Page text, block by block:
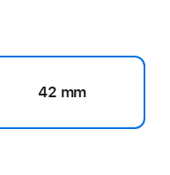
42 mm